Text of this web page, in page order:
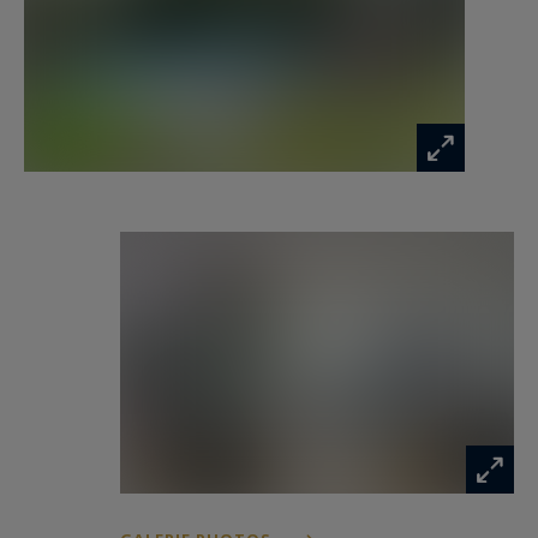
comprenant une chambre de 20 m², un dressing
l'étage.La propriété dispose également d'un